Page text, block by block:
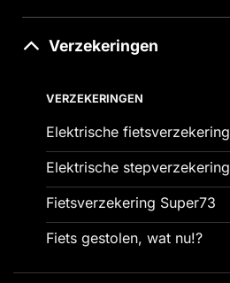
Verzekeringen
VERZEKERINGEN
Elektrische fietsverzekering
Elektrische stepverzekering
Fietsverzekering Super73
Fiets gestolen, wat nu!?